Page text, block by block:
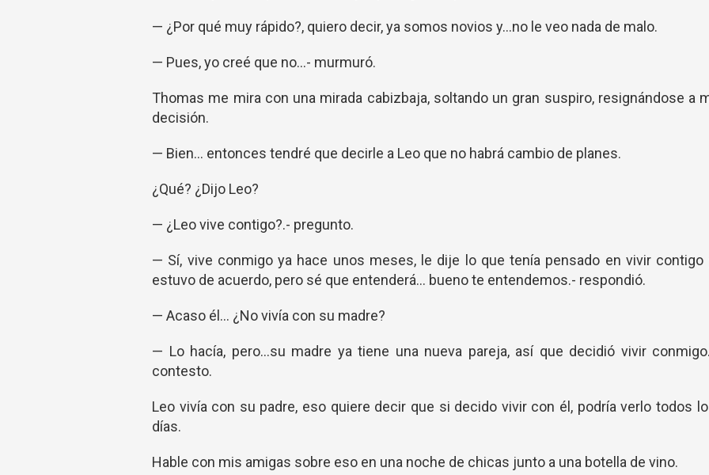
— ¿Por qué muy rápido?, quiero decir, ya somos novios y…no le veo nada de malo.
— Pues, yo creé que no…- murmuró.
Thomas me mira con una mirada cabizbaja, soltando un gran suspiro, resignándose a
decisión.
— Bien... entonces tendré que decirle a Leo que no habrá cambio de planes.
¿Qué? ¿Dijo Leo?
— ¿Leo vive contigo?.- pregunto.
— Sí, vive conmigo ya hace unos meses, le dije lo que tenía pensado en vivir contigo
estuvo de acuerdo, pero sé que entenderá... bueno te entendemos.- respondió.
— Acaso él... ¿No vivía con su madre?
— Lo hacía, pero…su madre ya tiene una nueva pareja, así que decidió vivir
contesto.
Leo vivía con su padre, eso quiere decir que si decido vivir con él, podría verlo todos
días.
Hable con mis amigas sobre eso en una noche de chicas junto a una botella de vino.